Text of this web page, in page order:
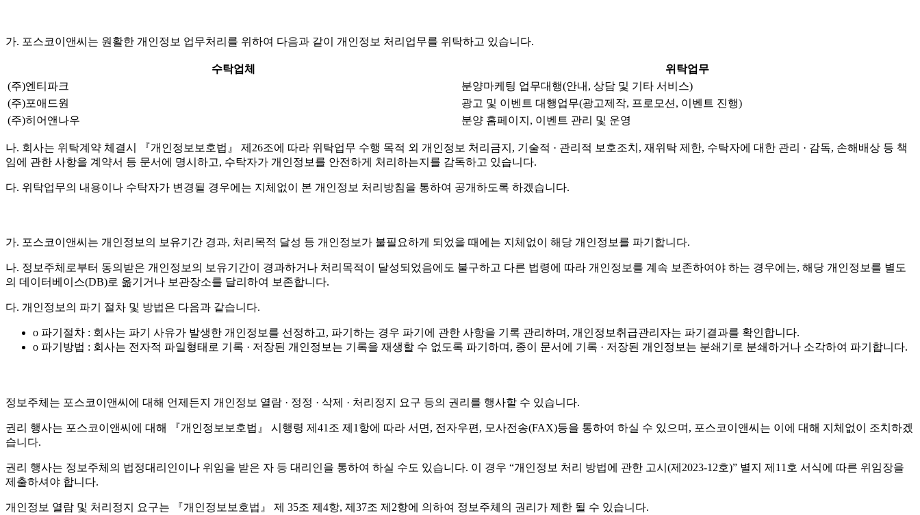
가. 포스코이앤씨는 원활한 개인정보 업무처리를 위하여 다음과 같이 개인정보 처리업무를 위탁하고 있습니다.
수탁업체
위탁업무
(주)엔티파크
분양마케팅 업무대행(안내, 상담 및 기타 서비스)
(주)포애드원
광고 및 이벤트 대행업무(광고제작, 프로모션, 이벤트 진행)
(주)히어앤나우
분양 홈페이지, 이벤트 관리 및 운영
나. 회사는 위탁계약 체결시 『개인정보보호법』 제26조에 따라 위탁업무 수행 목적 외 개인정보 처리금지, 기술적 · 관리적 보호조치, 재위탁 제한, 수탁자에 대한 관리 · 감독, 손해배상 등 책
임에 관한 사항을 계약서 등 문서에 명시하고, 수탁자가 개인정보를 안전하게 처리하는지를 감독하고 있습니다.
다. 위탁업무의 내용이나 수탁자가 변경될 경우에는 지체없이 본 개인정보 처리방침을 통하여 공개하도록 하겠습니다.
가. 포스코이앤씨는 개인정보의 보유기간 경과, 처리목적 달성 등 개인정보가 불필요하게 되었을 때에는 지체없이 해당 개인정보를 파기합니다.
나. 정보주체로부터 동의받은 개인정보의 보유기간이 경과하거나 처리목적이 달성되었음에도 불구하고 다른 법령에 따라 개인정보를 계속 보존하여야 하는 경우에는, 해당 개인정보를 별도
의 데이터베이스(DB)로 옮기거나 보관장소를 달리하여 보존합니다.
다. 개인정보의 파기 절차 및 방법은 다음과 같습니다.
o 파기절차 : 회사는 파기 사유가 발생한 개인정보를 선정하고, 파기하는 경우 파기에 관한 사항을 기록 관리하며, 개인정보취급관리자는 파기결과를 확인합니다.
o 파기방법 : 회사는 전자적 파일형태로 기록 · 저장된 개인정보는 기록을 재생할 수 없도록 파기하며, 종이 문서에 기록 · 저장된 개인정보는 분쇄기로 분쇄하거나 소각하여 파기합니다.
정보주체는 포스코이앤씨에 대해 언제든지 개인정보 열람 · 정정 · 삭제 · 처리정지 요구 등의 권리를 행사할 수 있습니다.
권리 행사는 포스코이앤씨에 대해 『개인정보보호법』 시행령 제41조 제1항에 따라 서면, 전자우편, 모사전송(FAX)등을 통하여 하실 수 있으며, 포스코이앤씨는 이에 대해 지체없이 조치하겠
습니다.
권리 행사는 정보주체의 법정대리인이나 위임을 받은 자 등 대리인을 통하여 하실 수도 있습니다. 이 경우 “개인정보 처리 방법에 관한 고시(제2023-12호)” 별지 제11호 서식에 따른 위임장을
제출하셔야 합니다.
개인정보 열람 및 처리정지 요구는 『개인정보보호법』 제 35조 제4항, 제37조 제2항에 의하여 정보주체의 권리가 제한 될 수 있습니다.